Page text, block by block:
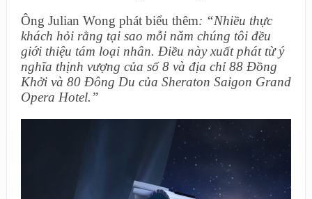
Ông Julian Wong phát biểu thêm: “Nhiều thực
khách hỏi rằng tại sao mỗi năm chúng tôi đều
giới thiệu tám loại nhân. Điều này xuất phát từ ý
nghĩa thịnh vượng của số 8 và địa chỉ 88 Đồng
Khởi và 80 Đông Du của Sheraton Saigon Grand
Opera Hotel.”